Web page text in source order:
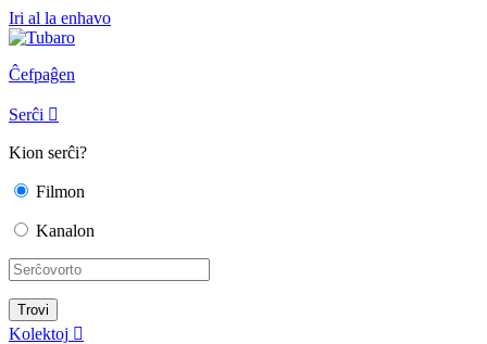
Iri al la enhavo
Ĉefpaĝen
Serĉi 
Kion serĉi?
Filmon
Kanalon
Kolektoj 